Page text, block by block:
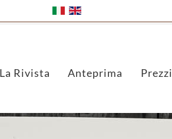
La Rivista Anteprima Prezzi